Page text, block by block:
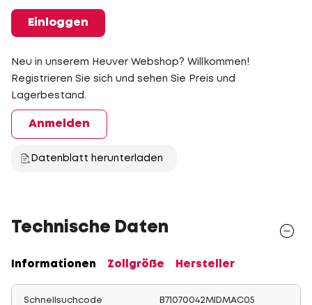
Einloggen
Neu in unserem Heuver Webshop? Willkommen!
Registrieren Sie sich und sehen Sie Preis und
Lagerbestand.
Anmelden
Datenblatt herunterladen
Technische Daten
Informationen Zollgröße Hersteller
Schnellsuchcode B71070042MIDMAC05